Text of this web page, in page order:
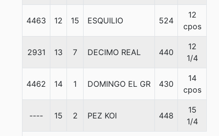
4463 12 15 ESQUILIO 524
12
cpos
2931 13 7 DECIMO REAL 440
12
1/4
4462 14 1 DOMINGO EL GR 430
14
cpos
---- 15 2 PEZ KOI 448
15
1/4